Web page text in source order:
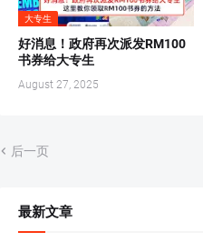
大专生
好消息！政府再次派发RM100
书券给大专生
August 27, 2025
后一页
最新文章